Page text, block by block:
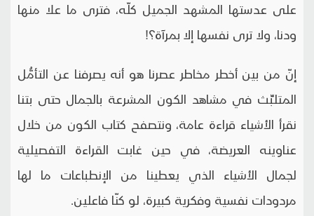
على عدستها المشهد الجميل كلّه، فترى ما علا منها
ودنا، ولا ترى نفسها إلا بمرآة؟!
إنّ من بين أخطر مخاطر عصرنا هو أنه يصرفنا عن التأمُّل
المتلبِّث في مشاهد الكون المشرعة بالجمال حتى بتنا
نقرأ الأشياء قراءة عامة، ونتصفح كتاب الكون من خلال
عناوينه العريضة، في حين غابت القراءة التفصيلية
لجمال الأشياء الذي يعطينا من الإنطباعات ما لها
مردودات نفسية وفكرية كبيرة، لو كنّا فاعلين.